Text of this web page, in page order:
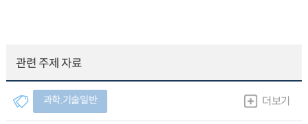
관련 주제 자료
과학.기술일반 더보기